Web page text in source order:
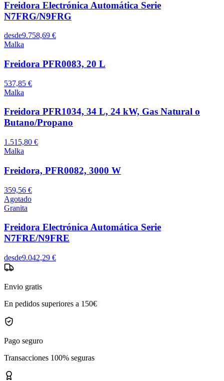
Freidora Electrónica Automática Serie
N7FRG/N9FRG
desde9.758,69 €
Malka
Freidora PFR0083, 20 L
537,85 €
Malka
Freidora PFR1034, 34 L, 24 kW, Gas Natural o
Butano/Propano
1.515,80 €
Malka
Freidora, PFR0082, 3000 W
359,56 €
Agotado
Granita
Freidora Electrónica Automática Serie
N7FRE/N9FRE
desde9.042,29 €
Envio gratis
En pedidos superiores a 150€
Pago seguro
Transacciones 100% seguras